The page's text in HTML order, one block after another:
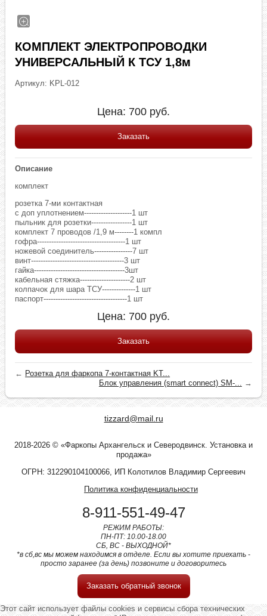
КОМПЛЕКТ ЭЛЕКТРОПРОВОДКИ
УНИВЕРСАЛЬНЫЙ К ТСУ 1,8м
Артикул: KPL-012
Цена: 700 руб.
Заказать
Описание
комплект
розетка 7-ми контактная
c доп уплотнением--------------------1 шт
пыльник для розетки-----------------1 шт
комплект 7 проводов /1,9 м--------1 компл
гофра-------------------------------------1 шт
ножевой соединитель----------------7 шт
винт---------------------------------------3 шт
гайка--------------------------------------3шт
кабельная стяжка---------------------2 шт
колпачок для шара ТСУ--------------1 шт
паспорт-----------------------------------1 шт
Цена: 700 руб.
Заказать
← Розетка для фаркопа 7-контактная KT...
Блок управления (smart connect) SM-...
→
tizzard@mail.ru
2018-2026 © «Фаркопы Архангельск и Северодвинск. Установка и
продажа»
ОГРН: 312290104100066, ИП Колотилов Владимир Сергеевич
Политика конфиденциальности
8-911-551-49-47
РЕЖИМ РАБОТЫ:
ПН-ПТ: 10.00-18.00
СБ, ВС - ВЫХОДНОЙ*
*в сб,вс мы можем находимся в отделе. Если вы хотите приехать -
просто заранее (за день) позвоните и договоритесь
Заказать обратный звонок
Этот сайт использует файлы cookies и сервисы сбора технических